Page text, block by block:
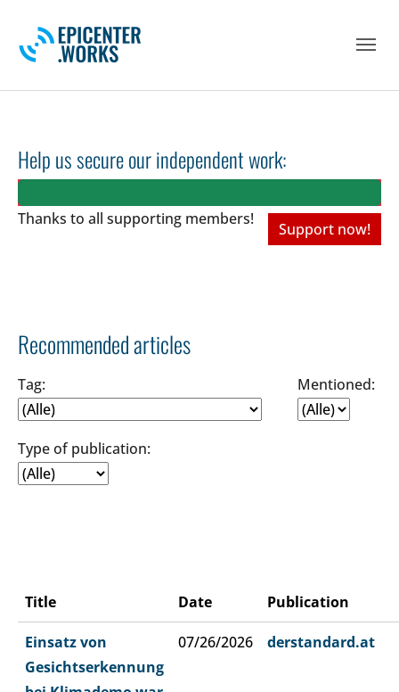
Help us secure our independent work:
Thanks to all supporting members!
Support now!
Recommended articles
Tag: Mentioned:
Type of publication:
Title Date Publication
Einsatz von
Gesichtserkennung
07/26/2026 derstandard.at